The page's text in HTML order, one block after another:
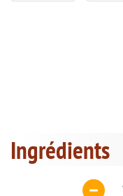
Ingrédients